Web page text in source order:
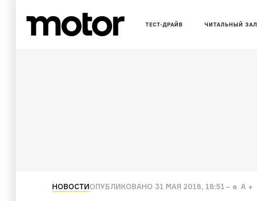
ТЕСТ-ДРАЙВ ЧИТАЛЬНЫЙ ЗАЛ
НОВОСТИОПУБЛИКОВАНО 31 МАЯ 2018, 18:51 a A